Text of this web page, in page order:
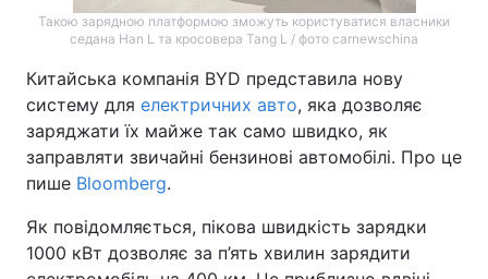
Такою зарядною платформою зможуть користуватися власники
седана Han L та кросовера Tang L / фото carnewschina
Китайська компанія BYD представила нову
систему для електричних авто, яка дозволяє
заряджати їх майже так само швидко, як
заправляти звичайні бензинові автомобілі. Про це
пише Bloomberg.
Як повідомляється, пікова швидкість зарядки
1000 кВт дозволяє за п’ять хвилин зарядити